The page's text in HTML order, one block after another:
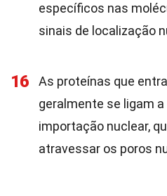
específicos nas
sinais de localização
16
As proteínas que
geralmente se ligam
importação nuclear,
atravessar os poros